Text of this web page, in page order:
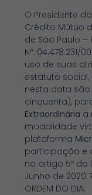
O Presidente
Crédito Mútuo
de São Paulo –
Nº. 04.478.231/
uso de suas
estatuto
nesta data são
cinquenta),
Extraordinária a
modalidade
plataforma
participação e
no artigo 5º da
Junho de
ORDEM DO DIA: